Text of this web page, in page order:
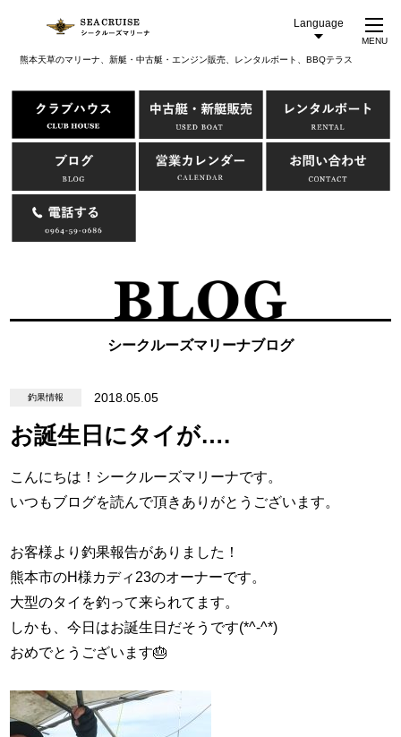
熊本天草のマリーナ、新艇・中古艇・エンジン販売、レンタルボート、BBQテラス
Language
MENU
シークルーズマリーナブログ
釣果情報 2018.05.05
お誕生日にタイが….
こんにちは！シークルーズマリーナです。
いつもブログを読んで頂きありがとうございます。
お客様より釣果報告がありました！
熊本市のH様カディ23のオーナーです。
大型のタイを釣って来られてます。
しかも、今日はお誕生日だそうです(*^-^*)
おめでとうございます🎂